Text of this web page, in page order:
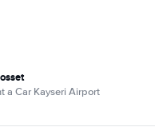
a Car Kayseri Airport